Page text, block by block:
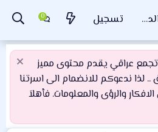
تسجيل الدخول تسجيل
تجمع عراقي يقدم محتوى مميز
لذا ندعوكم للانضمام الى اسرتنا
والرؤى والمعلومات. فأهلاَ